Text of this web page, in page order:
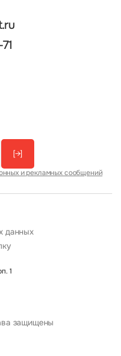
[→]
и рекламных сообщений
данных
1
защищены